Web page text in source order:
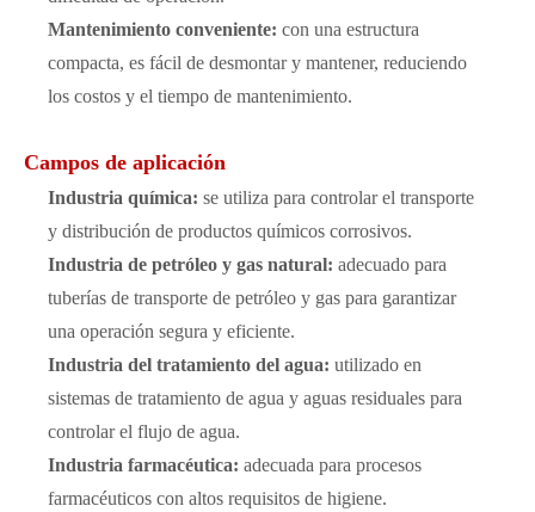
Mantenimiento conveniente: con una estructura
compacta, es fácil de desmontar y mantener, reduciendo
los costos y el tiempo de mantenimiento.
Campos de aplicación
Industria química: se utiliza para controlar el transporte
y distribución de productos químicos corrosivos.
Industria de petróleo y gas natural: adecuado para
tuberías de transporte de petróleo y gas para garantizar
una operación segura y eficiente.
Industria del tratamiento del agua: utilizado en
sistemas de tratamiento de agua y aguas residuales para
controlar el flujo de agua.
Industria farmacéutica: adecuada para procesos
farmacéuticos con altos requisitos de higiene.